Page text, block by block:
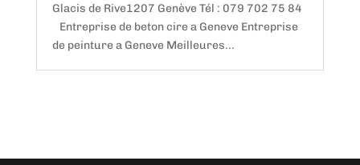
Glacis de Rive1207 Genève Tél : 079 702 75 84
Entreprise de beton cire a Geneve Entreprise
de peinture a Geneve Meilleures...